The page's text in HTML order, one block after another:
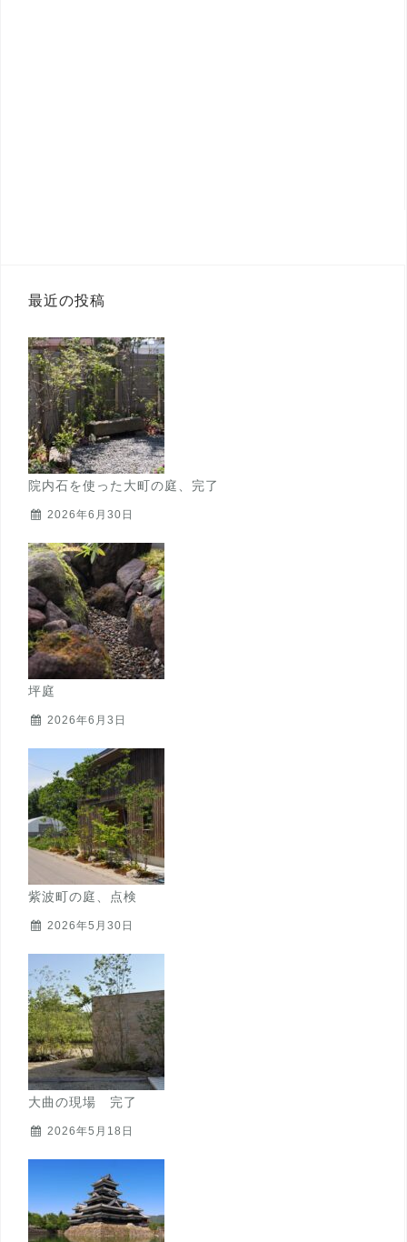
最近の投稿
院内石を使った大町の庭、完了
2026年6月30日
坪庭
2026年6月3日
紫波町の庭、点検
2026年5月30日
大曲の現場 完了
2026年5月18日